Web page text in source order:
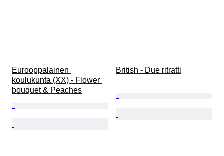
Eurooppalainen
koulukunta (XX) - Flower
bouquet & Peaches
British - Due ritratti